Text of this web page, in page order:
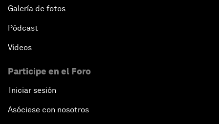
Common Destiny
Enabling a Generational Transformation
Galería de fotos
Pódcast
Vídeos
Participe en el Foro
Iniciar sesión
Asóciese con nosotros